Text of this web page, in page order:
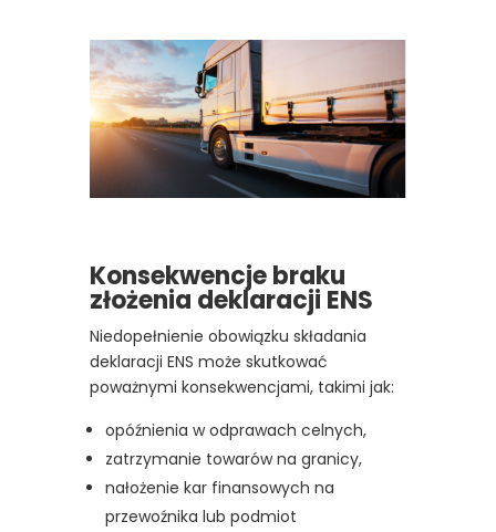
Konsekwencje braku
złożenia deklaracji ENS
Niedopełnienie obowiązku składania
deklaracji ENS może skutkować
poważnymi konsekwencjami, takimi jak:
opóźnienia w odprawach celnych,
zatrzymanie towarów na granicy,
nałożenie kar finansowych na
przewoźnika lub podmiot